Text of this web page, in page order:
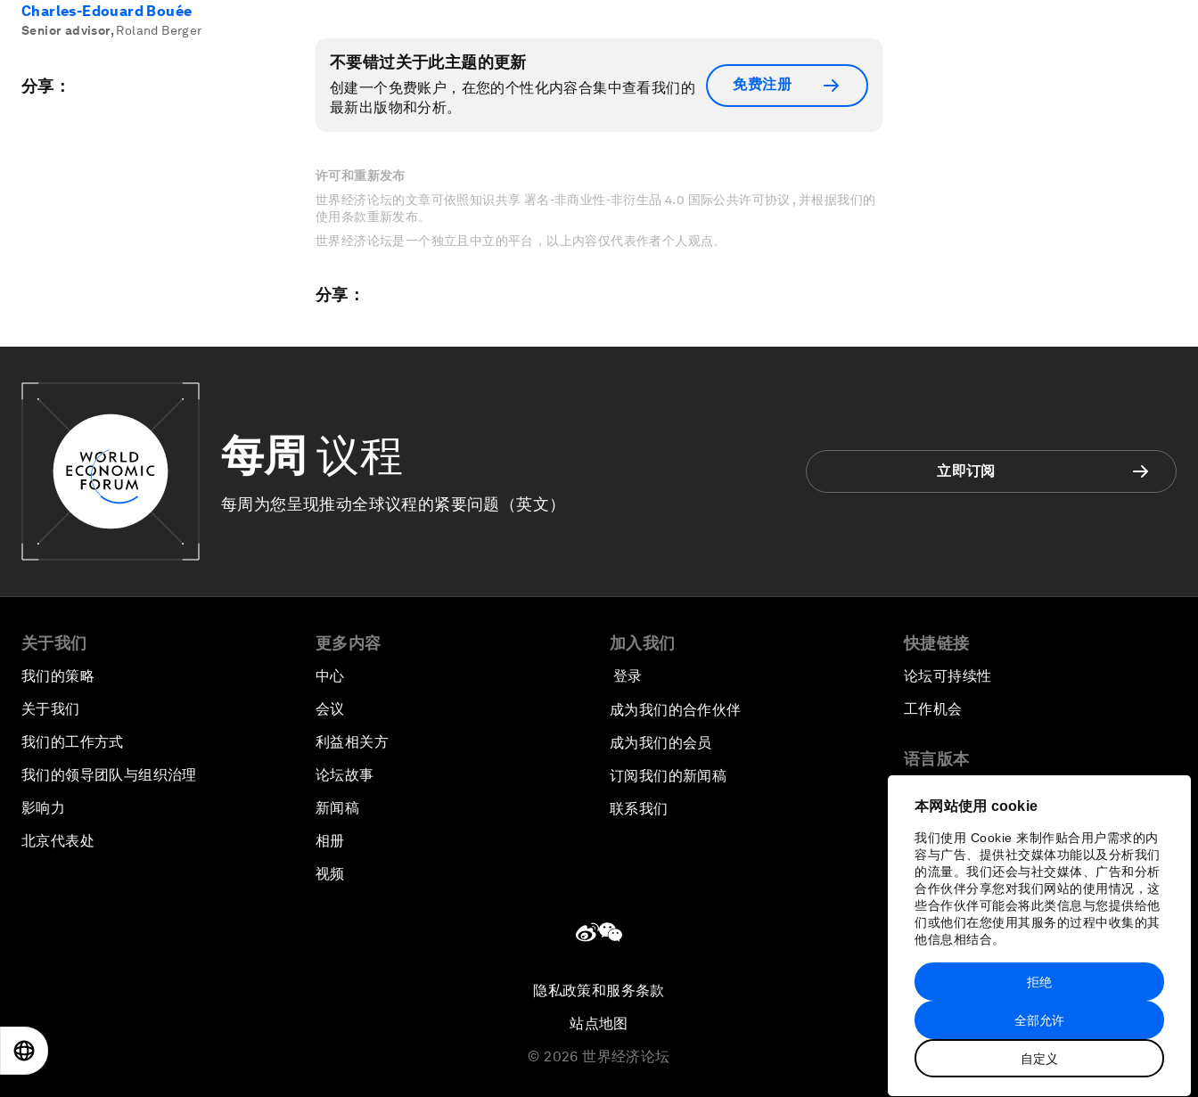
本网站使用 cookie
我们使用 Cookie 来制作贴合用户需求的内
容与广告、提供社交媒体功能以及分析我们
的流量。我们还会与社交媒体、广告和分析
合作伙伴分享您对我们网站的使用情况，这
些合作伙伴可能会将此类信息与您提供给他
们或他们在您使用其服务的过程中收集的其
他信息相结合。
全部允许
自定义
拒绝
Charles-Edouard Bouée
Senior advisor, Roland Berger
分享：
不要错过关于此主题的更新
创建一个免费账户，在您的个性化内容合集中查看我们的
最新出版物和分析。
免费注册
许可和重新发布
世界经济论坛的文章可依照知识共享 署名-非商业性-非衍生品 4.0 国际公共许可协议 , 并根据我们的
使用条款重新发布。
世界经济论坛是一个独立且中立的平台，以上内容仅代表作者个人观点。
分享：
每周 议程
每周为您呈现推动全球议程的紧要问题（英文）
立即订阅
关于我们
我们的策略
关于我们
我们的工作方式
我们的领导团队与组织治理
影响力
北京代表处
更多内容
中心
会议
利益相关方
论坛故事
新闻稿
相册
视频
加入我们
登录
成为我们的合作伙伴
成为我们的会员
订阅我们的新闻稿
联系我们
快捷链接
论坛可持续性
工作机会
语言版本
隐私政策和服务条款
站点地图
© 2026 世界经济论坛